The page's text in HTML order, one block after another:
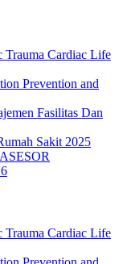
Trauma Cardiac Life
Prevention and
Fasilitas Dan
Sakit 2025
Trauma Cardiac Life